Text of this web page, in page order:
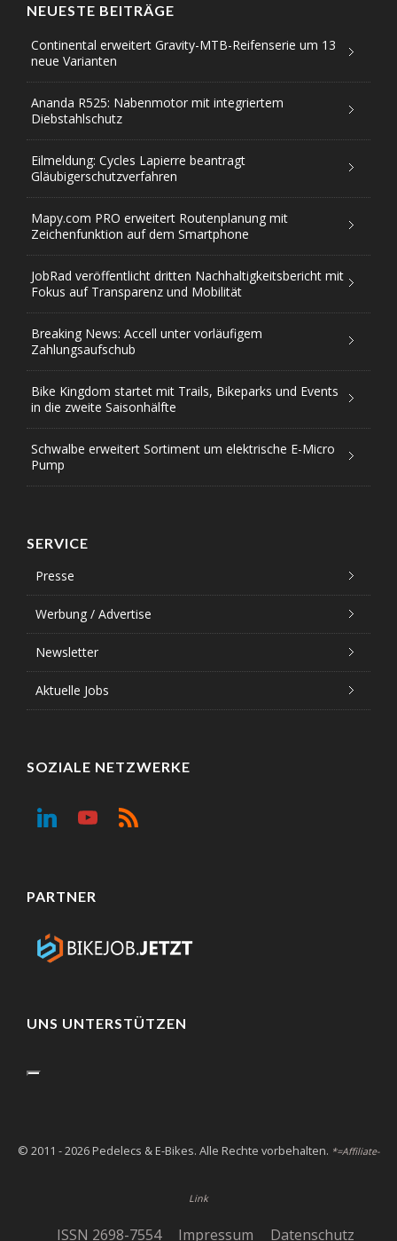
NEUESTE BEITRÄGE
Continental erweitert Gravity-MTB-Reifenserie um 13
neue Varianten
Ananda R525: Nabenmotor mit integriertem
Diebstahlschutz
Eilmeldung: Cycles Lapierre beantragt
Gläubigerschutzverfahren
Mapy.com PRO erweitert Routenplanung mit
Zeichenfunktion auf dem Smartphone
JobRad veröffentlicht dritten Nachhaltigkeitsbericht mit
Fokus auf Transparenz und Mobilität
Breaking News: Accell unter vorläufigem
Zahlungsaufschub
Bike Kingdom startet mit Trails, Bikeparks und Events
in die zweite Saisonhälfte
Schwalbe erweitert Sortiment um elektrische E-Micro
Pump
SERVICE
Presse
Werbung / Advertise
Newsletter
Aktuelle Jobs
SOZIALE NETZWERKE
PARTNER
UNS UNTERSTÜTZEN
© 2011 - 2026 Pedelecs & E-Bikes. Alle Rechte vorbehalten. *=Affiliate-
Link
ISSN 2698-7554 Impressum Datenschutz